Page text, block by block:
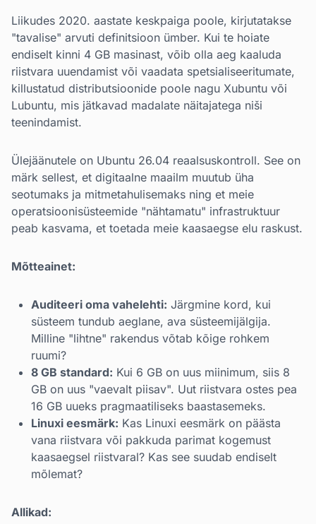
Liikudes 2020. aastate keskpaiga poole, kirjutatakse
"tavalise" arvuti definitsioon ümber. Kui te hoiate
endiselt kinni 4 GB masinast, võib olla aeg kaaluda
riistvara uuendamist või vaadata spetsialiseeritumate,
killustatud distributsioonide poole nagu Xubuntu või
Lubuntu, mis jätkavad madalate näitajatega niši
teenindamist.
Ülejäänutele on Ubuntu 26.04 reaalsuskontroll. See on
märk sellest, et digitaalne maailm muutub üha
seotumaks ja mitmetahulisemaks ning et meie
operatsioonisüsteemide "nähtamatu" infrastruktuur
peab kasvama, et toetada meie kaasaegse elu raskust.
Mõtteainet:
Auditeeri oma vahelehti: Järgmine kord, kui
süsteem tundub aeglane, ava süsteemijälgija.
Milline "lihtne" rakendus võtab kõige rohkem
ruumi?
8 GB standard: Kui 6 GB on uus miinimum, siis 8
GB on uus "vaevalt piisav". Uut riistvara ostes pea
16 GB uueks pragmaatiliseks baastasemeks.
Linuxi eesmärk: Kas Linuxi eesmärk on päästa
vana riistvara või pakkuda parimat kogemust
kaasaegsel riistvaral? Kas see suudab endiselt
mõlemat?
Allikad: